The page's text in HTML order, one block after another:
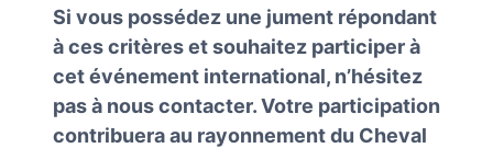
Si vous possédez une jument répondant
à ces critères et souhaitez participer à
cet événement international, n’hésitez
pas à nous contacter. Votre participation
contribuera au rayonnement du Cheval